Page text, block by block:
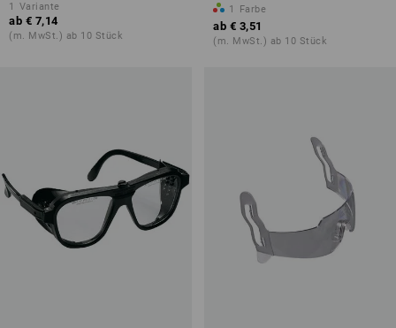
1 Variante
ab € 7,14
(m. MwSt.) ab 10 Stück
1 Farbe
ab € 3,51
(m. MwSt.) ab 10 Stück